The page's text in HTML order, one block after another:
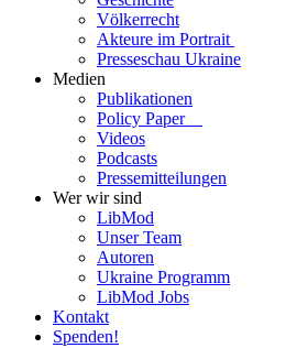
Völ­ker­recht
Akteure im Portrait
Pres­se­schau Ukraine
Medien
Publi­ka­tio­nen
Policy Paper
Videos
Pod­casts
Pres­se­mit­tei­lun­gen
Wer wir sind
LibMod
Unser Team
Autoren
Ukraine Pro­gramm
LibMod Jobs
Kontakt
Spenden!